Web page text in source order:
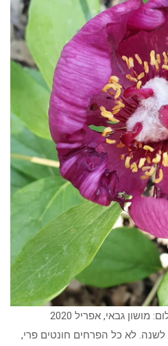
גבאי, אפריל 2020
לא כל הפרחים חונטים פרי,